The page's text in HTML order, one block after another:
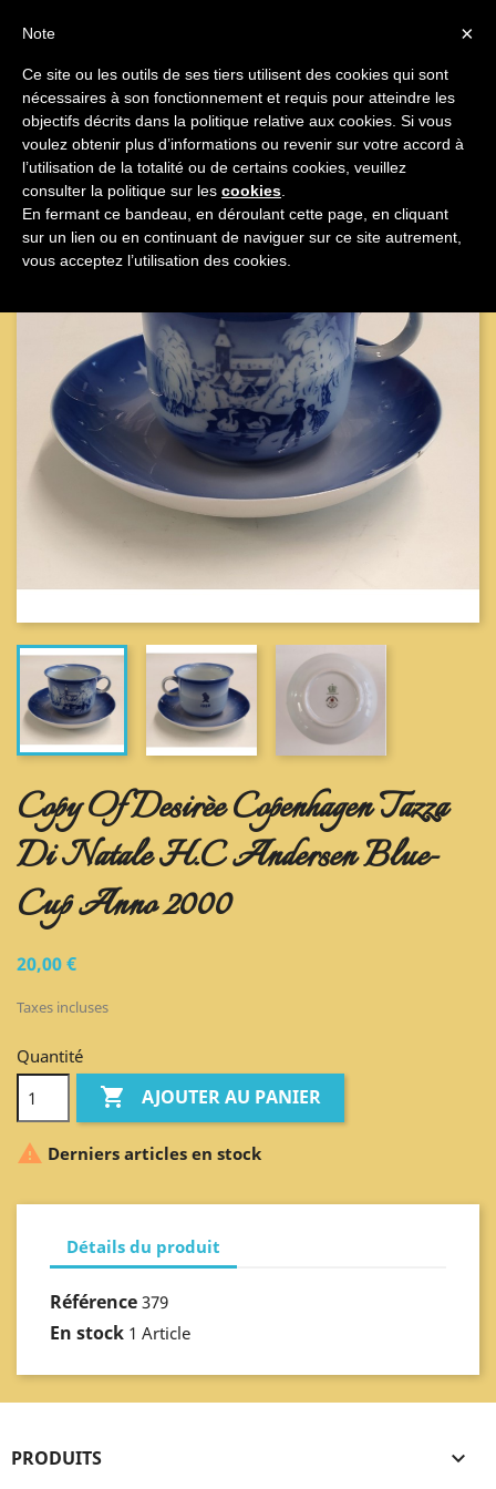


Copy Of Desirèe Copenhagen Tazza
Di Natale H.C Andersen Blue-
Cup Anno 2000
20,00 €
Taxes incluses
Quantité
 AJOUTER AU PANIER
 Derniers articles en stock
Détails du produit
Référence 379
En stock 1 Article
PRODUITS 
×
Note
Ce site ou les outils de ses tiers utilisent des cookies qui sont
nécessaires à son fonctionnement et requis pour atteindre les
objectifs décrits dans la politique relative aux cookies. Si vous
voulez obtenir plus d’informations ou revenir sur votre accord à
l’utilisation de la totalité ou de certains cookies, veuillez
consulter la politique sur les cookies
En fermant ce bandeau, en déroulant cette page, en cliquant
sur un lien ou en continuant de naviguer sur ce site autrement,
vous acceptez l’utilisation des cookies.